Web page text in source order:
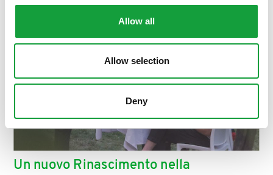
Allow all
Allow selection
Deny
Un nuovo Rinascimento nella